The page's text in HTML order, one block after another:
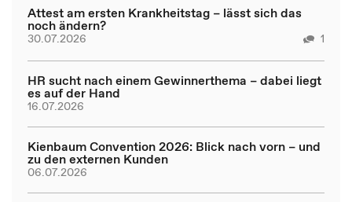
Attest am ersten Krankheitstag – lässt sich das
noch ändern?
30.07.2026 1
HR sucht nach einem Gewinnerthema – dabei liegt
es auf der Hand
16.07.2026
Kienbaum Convention 2026: Blick nach vorn – und
zu den externen Kunden
06.07.2026